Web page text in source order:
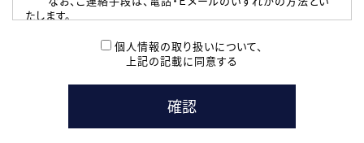
たします。
本登録に関するご連絡および本登録時の参考情報として利
たします。
( 3 ) スタッフ派遣を検討されている企業の皆様
お問い合わせの内容に回答するために利用いたします。
なお、ご連絡手段は、電話・Ｅメールのいずれかの方法とい
個人情報の取り扱いについて、
上記の記載に同意する